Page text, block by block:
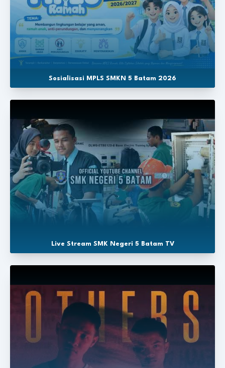
Sosialisasi MPLS SMKN 5 Batam 2026
Live Stream SMK Negeri 5 Batam TV